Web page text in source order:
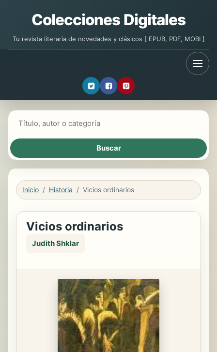
Colecciones Digitales
Tu revista literaria de novedades y clásicos [ EPUB, PDF, MOBI ]
Inicio Historia Vicios ordinarios
Vicios ordinarios
Judith Shklar